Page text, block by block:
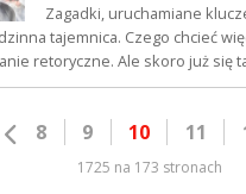
Zagadki, uruchamiane
tajemnica. Czego chcieć
retoryczne. Ale skoro już się
8 9 10 11
1725 na 173 stronach